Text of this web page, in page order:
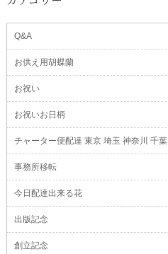
Q&A
お供え用胡蝶蘭
お祝い
お祝いお日柄
チャーター便配達 東京 埼玉 神奈川 千葉
事務所移転
今日配達出来る花
出版記念
創立記念